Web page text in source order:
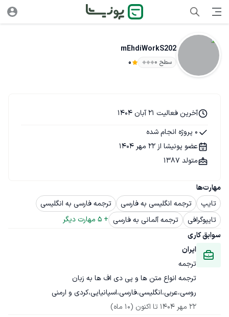
mEhdiWorkS202
سطح ۰ 0
مهارت‌ها
تایپ
ترجمه انگلیسی به فارسی
ترجمه فارسی به انگلیسی
تایپوگرافی
ترجمه آلمانی به فارسی +
5 مهارت دیگر
سوابق کاری
ایران
ترجمه
ترجمه انواع متن ها و پی دی اف ها به زبان
روسی،عربی،انگلیسی،فارسی،اسپانیایی،کردی و ارمنی
22 مهر 1404
تا اکنون (10 ماه)
آخرین فعالیت 21 آبان 1404
0 پروژه انجام شده
عضو پونیشا از 22 مهر 1404
متولد 1387